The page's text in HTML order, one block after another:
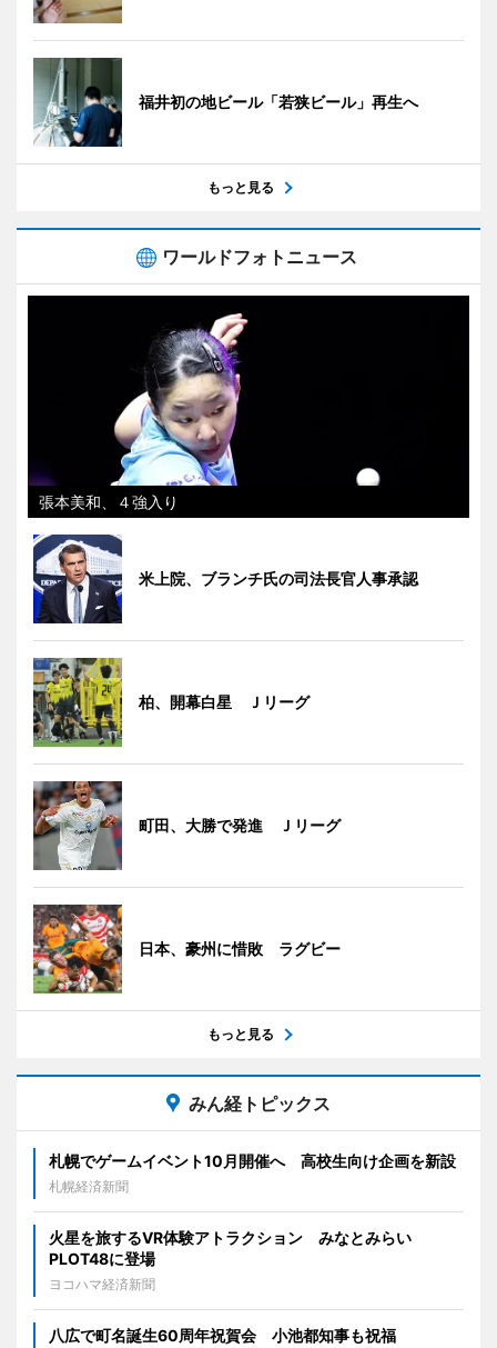
福井初の地ビール「若狭ビール」再生へ
もっと見る
ワールドフォトニュース
張本美和、４強入り
米上院、ブランチ氏の司法長官人事承認
柏、開幕白星 Ｊリーグ
町田、大勝で発進 Ｊリーグ
日本、豪州に惜敗 ラグビー
もっと見る
みん経トピックス
札幌でゲームイベント10月開催へ 高校生向け企画を新設
札幌経済新聞
火星を旅するVR体験アトラクション みなとみらい
PLOT48に登場
ヨコハマ経済新聞
八広で町名誕生60周年祝賀会 小池都知事も祝福